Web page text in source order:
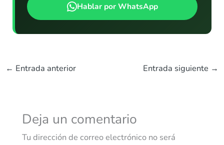
Hablar por WhatsApp
← Entrada anterior Entrada siguiente →
Deja un comentario
Tu dirección de correo electrónico no será